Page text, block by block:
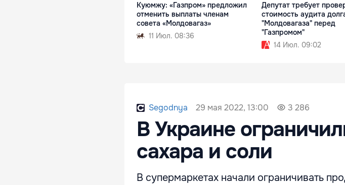
Куюмжу: «Газпром» предложил
отменить выплаты членам
совета «Молдовагаз»
11 Июл. 08:36
Депутат требует
стоимость аудита
"Молдовагаза" перед
"Газпромом"
14 Июл. 09:02
Segodnya 29 мая 2022, 13:00 3 286
В Украине
сахара и соли
В супермаркетах начали ограничивать